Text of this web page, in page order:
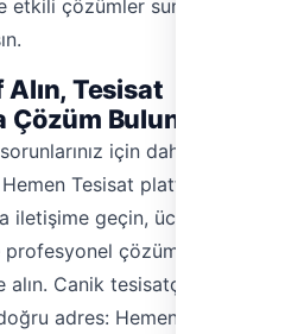
etkili çözümler sunan
Tesisat
Çözüm Bulun!
için daha
Tesisat platformu
iletişime geçin, ücretsiz
çözümlerle
alın. Canik tesisatçı
adres: Hemen